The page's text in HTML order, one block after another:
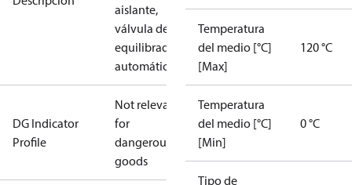
aislante,
válvula de
equilibrado
automático
DG Indicator
Profile
Not relevant
for
dangerous
goods
Temperatura
del medio [°C]
[Max]
120 °C
Temperatura
del medio [°C]
[Min]
0 °C
Tipo de